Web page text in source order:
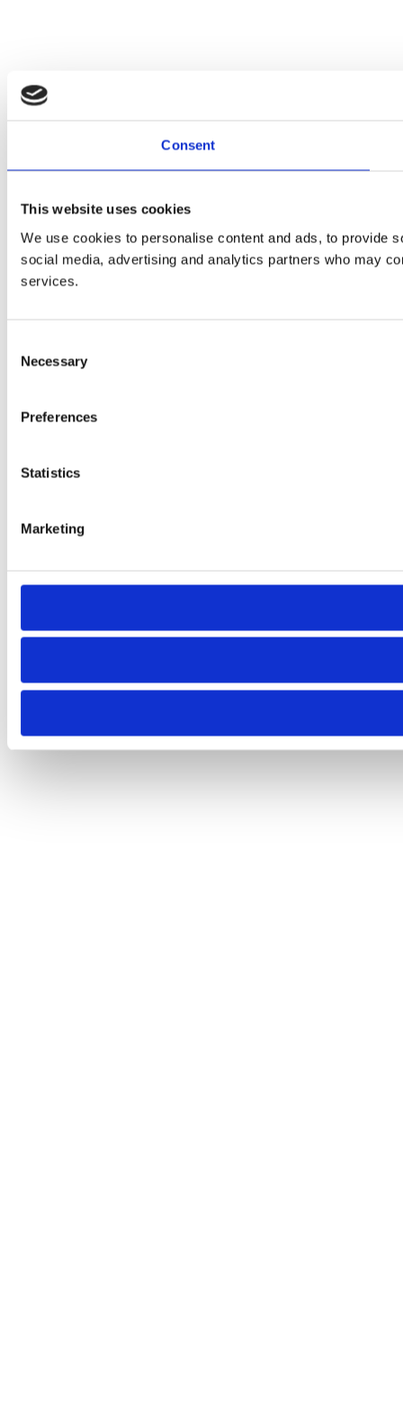
Consent
This website uses cookies
We use cookies to personalise content and ads, to provide
social media, advertising and analytics partners who may
services.
Selection
Necessary
Preferences
Statistics
Marketing